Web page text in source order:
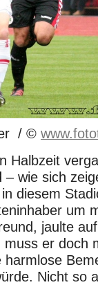
/ ©
Halbzeit
– wie sich
diesem
um
jaulte
er doch
harmlose
Nicht so